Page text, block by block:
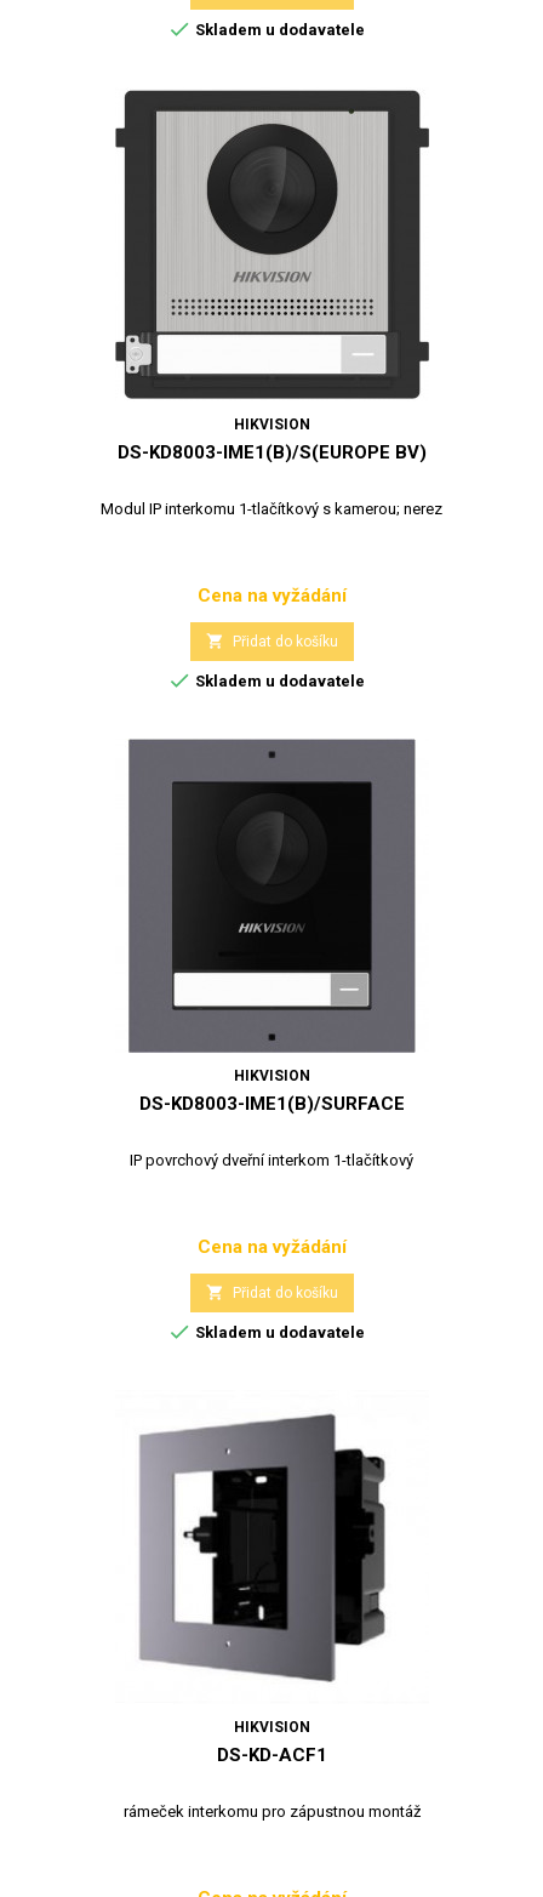
 Skladem u dodavatele
HIKVISION
DS-KD8003-IME1(B)/S(EUROPE BV)
Modul IP interkomu 1-tlačítkový s kamerou; nerez
Cena
Cena na vyžádání
 Přidat do košíku
 Skladem u dodavatele
HIKVISION
DS-KD8003-IME1(B)/SURFACE
IP povrchový dveřní interkom 1-tlačítkový
Cena
Cena na vyžádání
 Přidat do košíku
 Skladem u dodavatele
HIKVISION
DS-KD-ACF1
rámeček interkomu pro zápustnou montáž